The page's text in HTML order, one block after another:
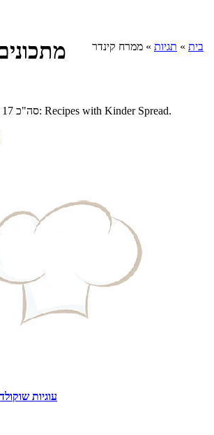
בית » תגיות » ממרח קינדר
סה"כ 17 מתכונים, שם באנגלית: Recipes with Kinder Spread.
עוגיות